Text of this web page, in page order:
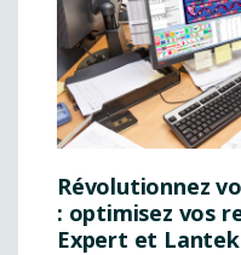
Révolutionnez
: optimisez vos
Expert et Lantek